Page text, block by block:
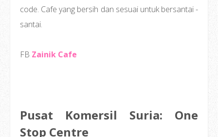
code. Cafe yang bersih dan sesuai untuk bersantai -
santai.
FB Zainik Cafe
Pusat Komersil Suria: One
Stop Centre